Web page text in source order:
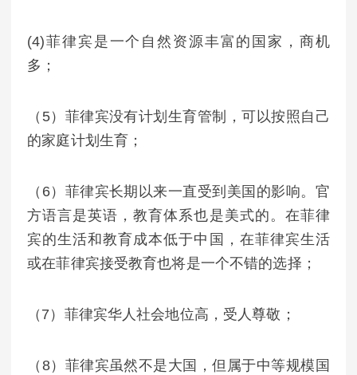
(4)菲律宾是一个自然资源丰富的国家，商机
多；
（5）菲律宾没有计划生育管制，可以按照自己
的家庭计划生育；
（6）菲律宾长期以来一直受到美国的影响。官
方语言是英语，教育体系也是美式的。在菲律
宾的生活和教育成本低于中国，在菲律宾生活
或在菲律宾接受教育也将是一个不错的选择；
（7）菲律宾华人社会地位高，受人尊敬；
（8）菲律宾虽然不是大国，但属于中等规模国